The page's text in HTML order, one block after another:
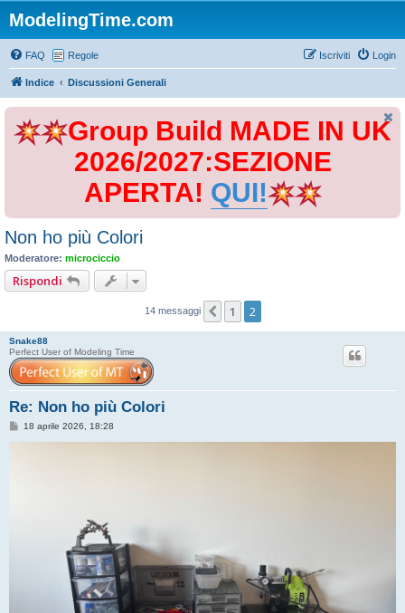
ModelingTime.com
FAQ Regole Login
Iscriviti
Indice Discussioni Generali
Group Build MADE IN UK
2026/2027:SEZIONE
APERTA! QUI!
Non ho più Colori
Moderatore: microciccio
Rispondi
14 messaggi Precedente
1 2
Snake88
Perfect User of Modeling Time
Re: Non ho più Colori
M18 aprile 2026, 18:28